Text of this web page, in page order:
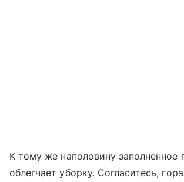
К тому же наполовину заполненное
облегчает уборку. Согласитесь,